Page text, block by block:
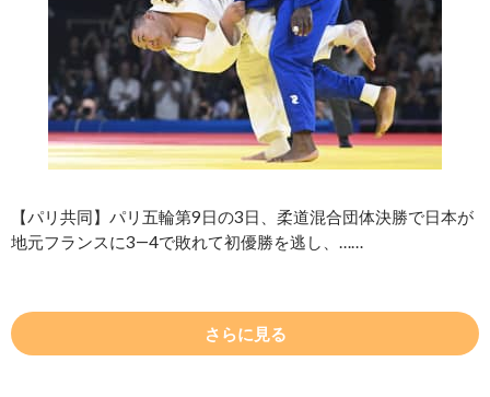
【パリ共同】パリ五輪第9日の3日、柔道混合団体決勝で日本が
地元フランスに3―4で敗れて初優勝を逃し、……
さらに見る